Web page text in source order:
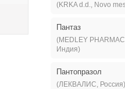
(KRKA d.d., Novo
Пантаз
(MEDLEY
Индия)
Пантопразол
(ЛЕКВАЛИС, Россия)